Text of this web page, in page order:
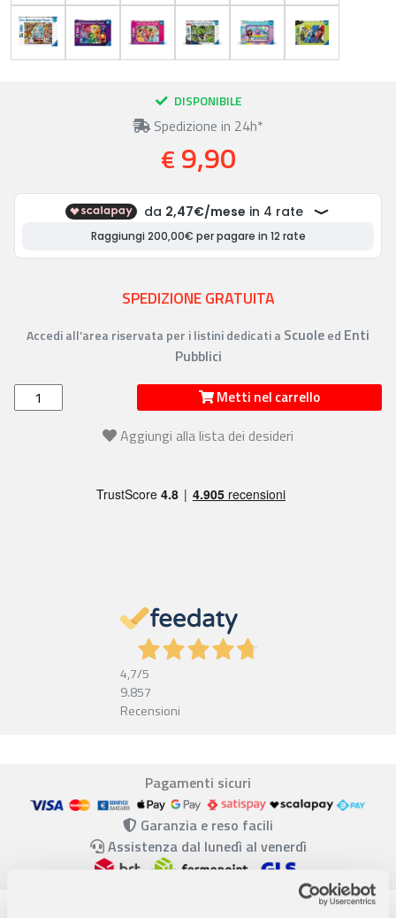
DISPONIBILE
Spedizione in 24h*
€ 9,90
SPEDIZIONE GRATUITA
Accedi all’area riservata per i listini dedicati a Scuoleed Enti
Pubblici
Metti nel carrello
Aggiungi alla lista dei desideri
4,7/5
9.857
Recensioni
Pagamenti sicuri
Garanzia e reso facili
Assistenza dal lunedì al venerdì